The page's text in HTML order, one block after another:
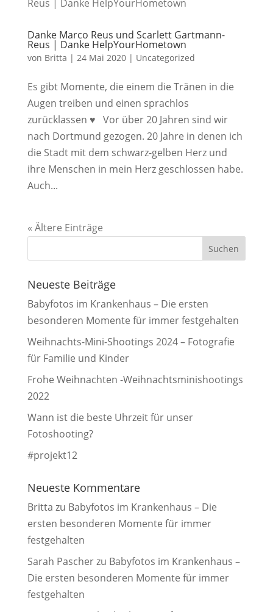
Danke Marco Reus und Scarlett Gartmann-
Reus | Danke HelpYourHometown
von Britta | 24 Mai 2020| Uncategorized
Es gibt Momente, die einem die Tränen in die
Augen treiben und einen sprachlos
zurücklassen ♥︎ Vor über 20 Jahren sind wir
nach Dortmund gezogen. 20 Jahre in denen ich
die Stadt mit dem schwarz-gelben Herz und
ihre Menschen in mein Herz geschlossen habe.
Auch...
« Ältere Einträge
Neueste Beiträge
Babyfotos im Krankenhaus – Die ersten
besonderen Momente für immer festgehalten
Weihnachts-Mini-Shootings 2024 – Fotografie
für Familie und Kinder
Frohe Weihnachten -Weihnachtsminishootings
2022
Wann ist die beste Uhrzeit für unser
Fotoshooting?
#projekt12
Neueste Kommentare
Britta zu Babyfotos im Krankenhaus – Die
ersten besonderen Momente für immer
festgehalten
Sarah Pascherzu Babyfotos im Krankenhaus –
Die ersten besonderen Momente für immer
festgehalten